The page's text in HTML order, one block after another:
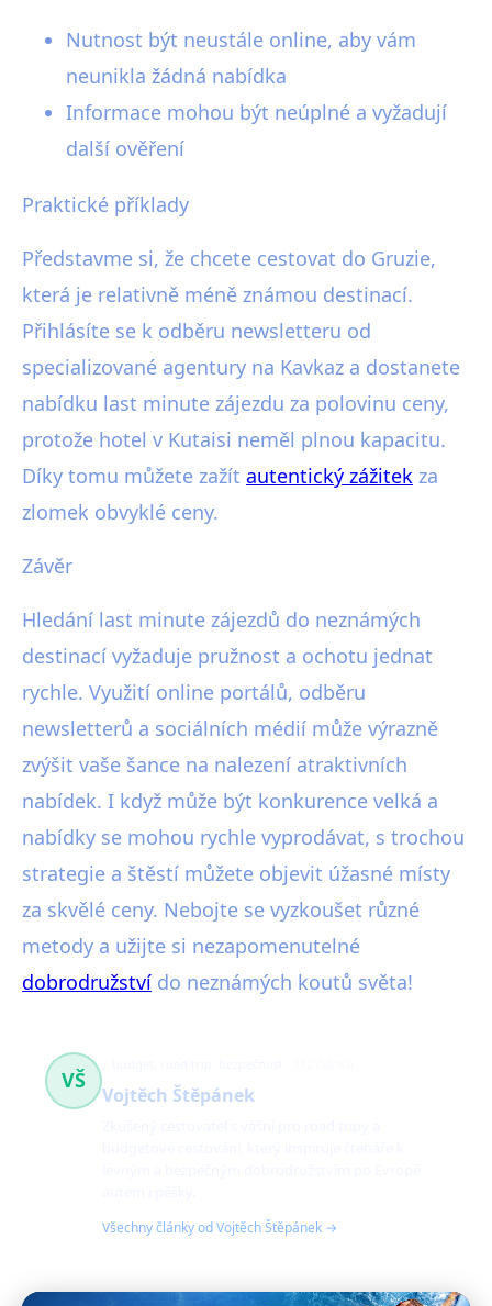
Nutnost být neustále online, aby vám
neunikla žádná nabídka
Informace mohou být neúplné a vyžadují
další ověření
Praktické příklady
Představme si, že chcete cestovat do Gruzie,
která je relativně méně známou destinací.
Přihlásíte se k odběru newsletteru od
specializované agentury na Kavkaz a dostanete
nabídku last minute zájezdu za polovinu ceny,
protože hotel v Kutaisi neměl plnou kapacitu.
Díky tomu můžete zažít autentický zážitek za
zlomek obvyklé ceny.
Závěr
Hledání last minute zájezdů do neznámých
destinací vyžaduje pružnost a ochotu jednat
rychle. Využití online portálů, odběru
newsletterů a sociálních médií může výrazně
zvýšit vaše šance na nalezení atraktivních
nabídek. I když může být konkurence velká a
nabídky se mohou rychle vyprodávat, s trochou
strategie a štěstí můžete objevit úžasné místy
za skvělé ceny. Nebojte se vyzkoušet různé
metody a užijte si nezapomenutelné
dobrodružství do neznámých koutů světa!
VŠ
Vojtěch Štěpánek
Všechny články od Vojtěch Štěpánek →